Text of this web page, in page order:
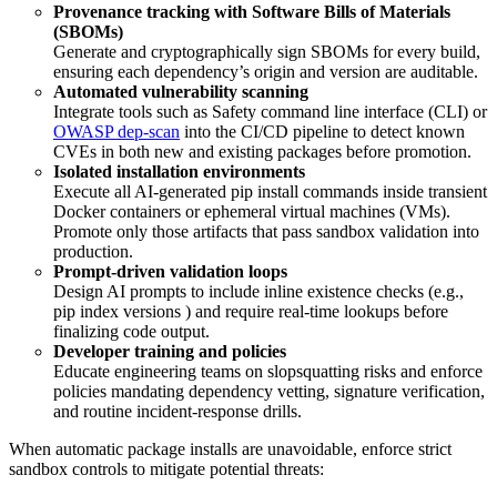
Provenance tracking with Software Bills of Materials
(SBOMs)
Generate and cryptographically sign SBOMs for every build,
ensuring each dependency’s origin and version are auditable.
Automated vulnerability scanning
Integrate tools such as Safety command line interface (CLI) or
OWASP dep-scan into the CI/CD pipeline to detect known
CVEs in both new and existing packages before promotion.
Isolated installation environments
Execute all AI-generated pip install commands inside transient
Docker containers or ephemeral virtual machines (VMs).
Promote only those artifacts that pass sandbox validation into
production.
Prompt-driven validation loops
Design AI prompts to include inline existence checks (e.g.,
pip index versions ) and require real-time lookups before
finalizing code output.
Developer training and policies
Educate engineering teams on slopsquatting risks and enforce
policies mandating dependency vetting, signature verification,
and routine incident-response drills.
When automatic package installs are unavoidable, enforce strict
sandbox controls to mitigate potential threats: